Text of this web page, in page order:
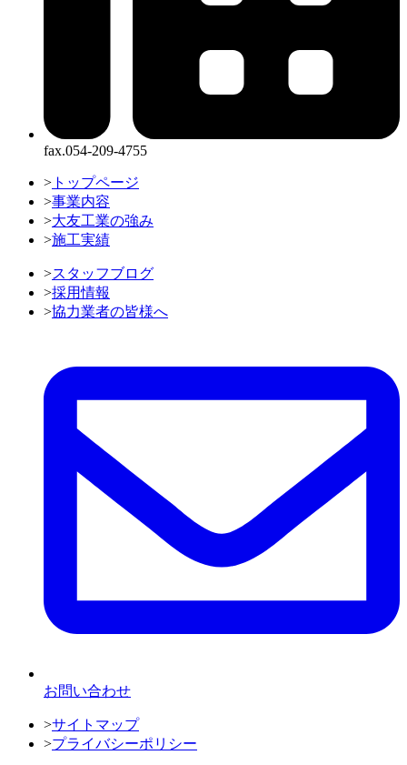
fax.054-209-4755
> トップページ
>事業内容
>大友工業の強み
>施工実績
>スタッフブログ
>採用情報
>協力業者の皆様へ
お問い合わせ
>サイトマップ
>プライバシーポリシー